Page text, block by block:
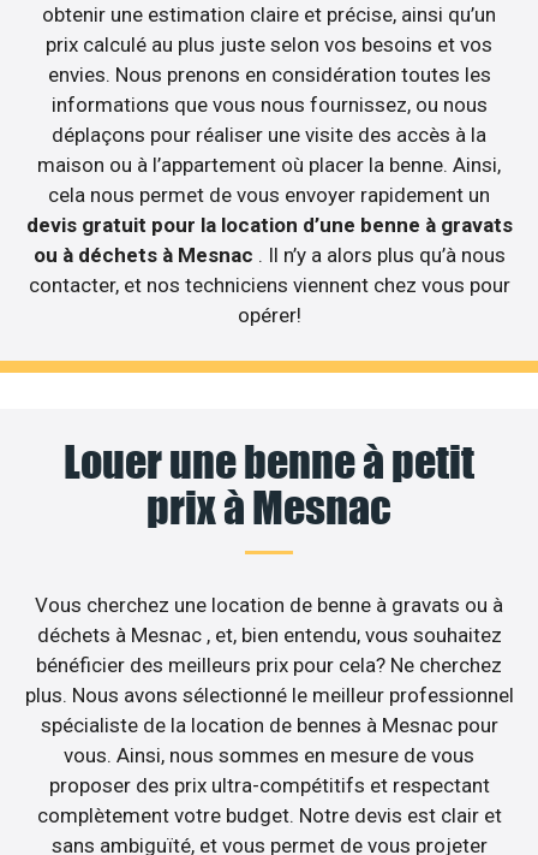
obtenir une estimation claire et précise, ainsi qu’un
prix calculé au plus juste selon vos besoins et vos
envies. Nous prenons en considération toutes les
informations que vous nous fournissez, ou nous
déplaçons pour réaliser une visite des accès à la
maison ou à l’appartement où placer la benne. Ainsi,
cela nous permet de vous envoyer rapidement un
devis gratuit pour la location d’une benne à gravats
ou à déchets à Mesnac . Il n’y a alors plus qu’à nous
contacter, et nos techniciens viennent chez vous pour
opérer!
Louer une benne à petit
prix à Mesnac
Vous cherchez une location de benne à gravats ou à
déchets à Mesnac , et, bien entendu, vous souhaitez
bénéficier des meilleurs prix pour cela? Ne cherchez
plus. Nous avons sélectionné le meilleur professionnel
spécialiste de la location de bennes à Mesnac pour
vous. Ainsi, nous sommes en mesure de vous
proposer des prix ultra-compétitifs et respectant
complètement votre budget. Notre devis est clair et
sans ambiguïté, et vous permet de vous projeter